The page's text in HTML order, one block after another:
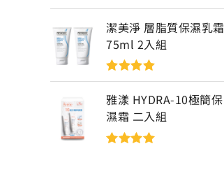
評分5滿分
5
潔美淨 層脂質保濕乳霜
75ml 2入組
評分5滿分
5
雅漾 HYDRA-10極簡保
濕霜 二入組